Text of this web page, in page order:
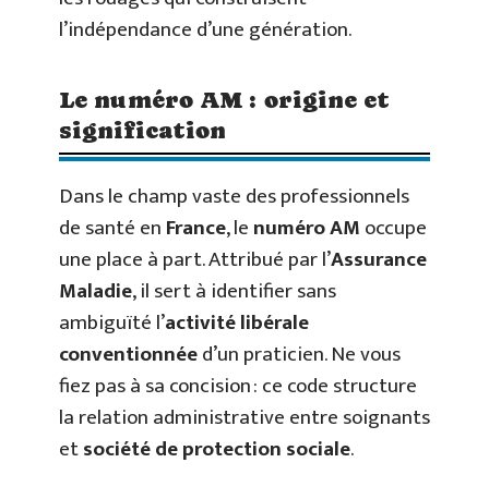
l’indépendance d’une génération.
Le numéro AM : origine et
signification
Dans le champ vaste des professionnels
de santé enFrance, lenuméro AMoccupe
une place à part. Attribué par l’Assurance
Maladie, il sert à identifier sans
ambiguïté l’activité libérale
conventionnéed’un praticien. Ne vous
fiez pas à sa concision : ce code structure
la relation administrative entre soignants
etsociété de protection sociale.